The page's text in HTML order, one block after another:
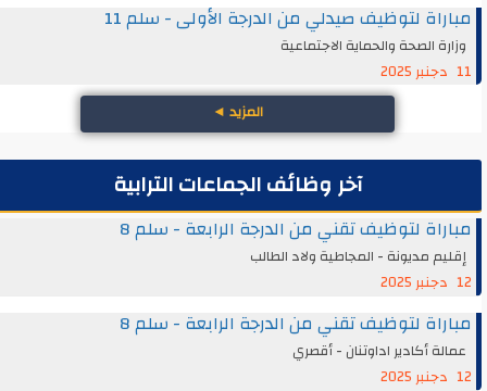
مباراة لتوظيف صيدلي من الدرجة الأولى - سلم 11
وزارة الصحة والحماية الاجتماعية
11 دجنبر 2025
المزيد◄
آخر وظائف الجماعات الترابية
مباراة لتوظيف تقني من الدرجة الرابعة - سلم 8
إقليم مديونة - المجاطية ولاد الطالب
12 دجنبر 2025
مباراة لتوظيف تقني من الدرجة الرابعة - سلم 8
عمالة أكادير اداوتنان - أقصري
12 دجنبر 2025